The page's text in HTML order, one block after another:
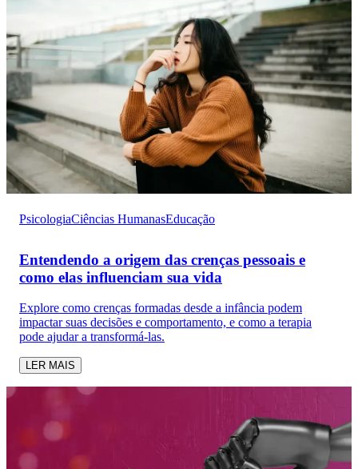
PsicologiaCiências HumanasEducação
Entendendo a origem das crenças pessoais e
como elas influenciam sua vida
Explore como crenças formadas desde a infância podem
impactar suas decisões e comportamento, e como a terapia
pode ajudar a transformá-las.
LER MAIS